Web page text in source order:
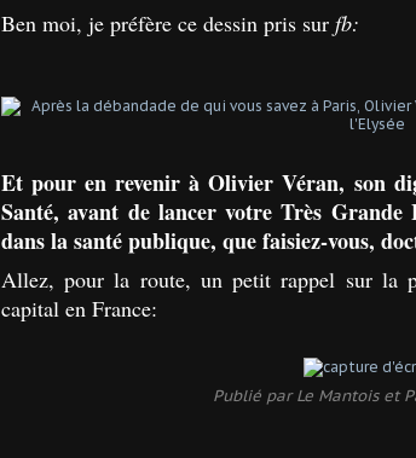
Ben moi, je préfère ce dessin pris sur fb:
Et pour en revenir à Olivier Véran, son
Santé, avant de lancer votre Très
dans la santé publique, que faisiez-vous,
Allez, pour la route, un petit rappel sur la
capital en France:
Publié parLe Mantois et